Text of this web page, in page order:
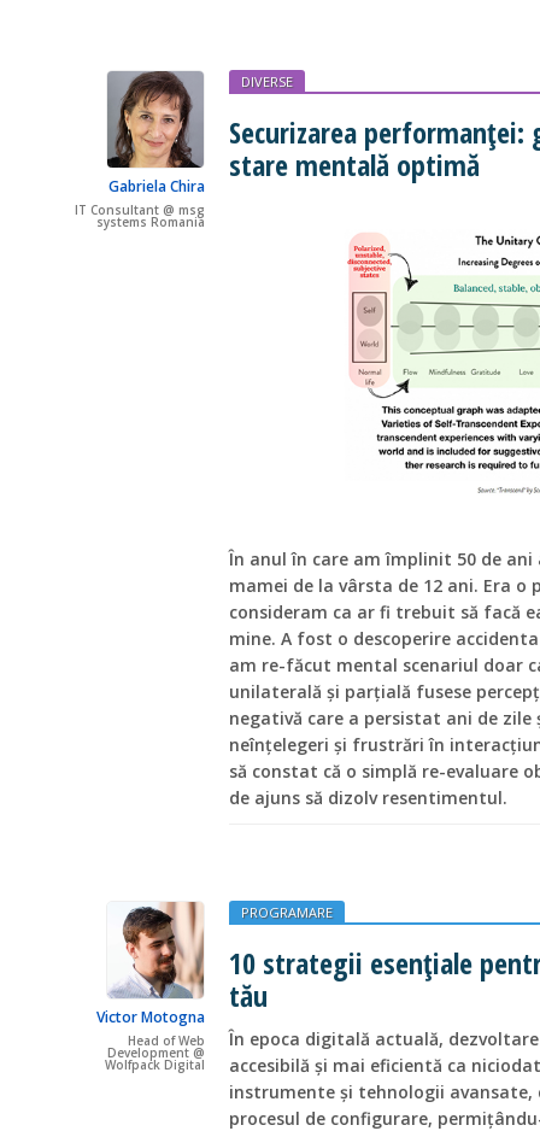
Gabriela Chira
IT Consultant @ msg
systems Romania
DIVERSE
Securizarea
stare mentală optimă
În anul în care am împlinit 50 de
mamei de la vârsta de 12 ani. Era o
consideram ca ar fi trebuit să facă
mine. A fost o descoperire
am re-făcut mental scenariul doar
unilaterală și parțială fusese
negativă care a persistat ani de zile
neînțelegeri și frustrări în
să constat că o simplă re-evaluare
de ajuns să dizolv resentimentul.
Victor Motogna
Head of Web
Development @
Wolfpack Digital
PROGRAMARE
10 strategii esențiale
tău
În epoca digitală actuală,
accesibilă și mai eficientă ca
instrumente și tehnologii
procesul de configurare,